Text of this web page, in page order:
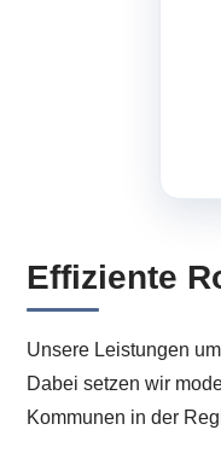
Effiziente
Unsere Leistungen
Dabei setzen wir
Kommunen in der